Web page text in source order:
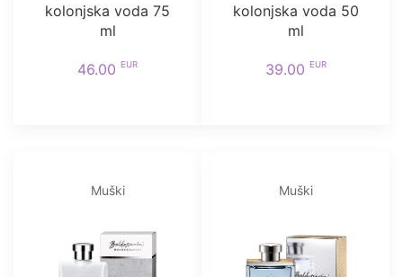
kolonjska voda 75
ml
46.00 EUR
kolonjska voda 50
ml
39.00 EUR
Muški Muški